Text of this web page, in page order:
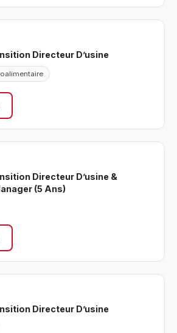
Directeur D’usine
Directeur D’usine &
(5 Ans)
Directeur D’usine